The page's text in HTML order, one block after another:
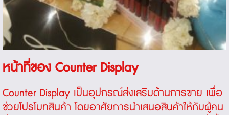
หน้าที่ของCounter Display
Counter Display เป็นอุปกรณ์ส่งเสริมด้านการขาย เพื่อ
ช่วยโปรโมทสินค้า โดยอาศัยการนำเสนอสินค้าให้กับผู้คน